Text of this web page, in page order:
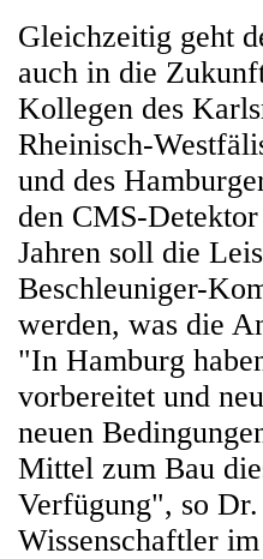
Gleichzeitig geht
auch in die
Kollegen des
Rheinisch-
und des
den CMS-
Jahren soll die
Beschleuniger-
werden, was die
"In Hamburg
vorbereitet und
neuen
Mittel zum Bau
Verfügung", so
Wissenschaftler